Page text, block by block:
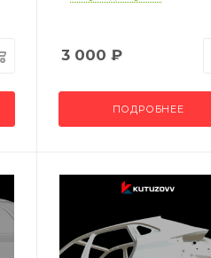
3 000 ₽
ПОДРОБНЕЕ